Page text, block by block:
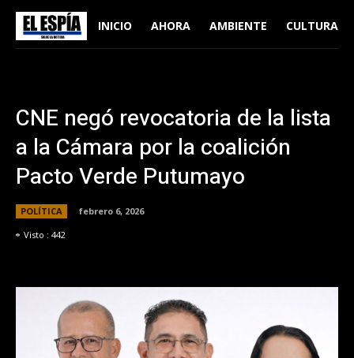
INICIO AHORA AMBIENTE CULTURA
CNE negó revocatoria de la lista
a la Cámara por la coalición
Pacto Verde Putumayo
POLÍTICA
febrero 6, 2026
Visto : 442